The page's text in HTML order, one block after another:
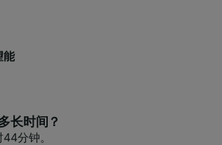
能
长时间？
分钟。